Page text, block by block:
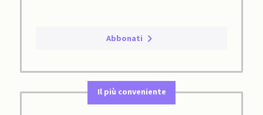
Abbonati
Il più conveniente